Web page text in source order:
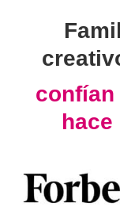
confían
hace